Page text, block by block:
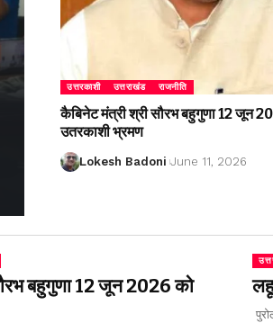
उत्तरकाशी उत्तराखंड राजनीति
कैबिनेट मंत्री श्री सौरभ बहुगुणा 12 जून
उतरकाशी भ्रमण
Lokesh Badoni June 11, 2026
बहुगुणा 12 जून 2026 को